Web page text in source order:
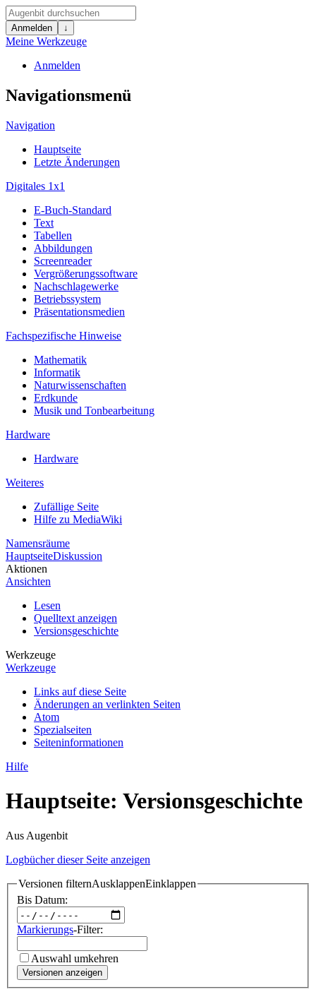
Anmelden ↓
Meine Werkzeuge
Anmelden
Navigationsmenü
Navigation
Hauptseite
Letzte Änderungen
Digitales 1x1
E-Buch-Standard
Text
Tabellen
Abbildungen
Screenreader
Vergrößerungssoftware
Nachschlagewerke
Betriebssystem
Präsentationsmedien
Fachspezifische Hinweise
Mathematik
Informatik
Naturwissenschaften
Erdkunde
Musik und Tonbearbeitung
Hardware
Hardware
Weiteres
Zufällige Seite
Hilfe zu MediaWiki
Namensräume
HauptseiteDiskussion
Aktionen
Ansichten
Lesen
Quelltext anzeigen
Versionsgeschichte
Werkzeuge
Werkzeuge
Links auf diese Seite
Änderungen an verlinkten Seiten
Atom
Spezialseiten
Seiten­­informationen
Hilfe
Hauptseite: Versionsgeschichte
Aus Augenbit
Logbücher dieser Seite anzeigen
Versionen filternAusklappenEinklappen
Bis Datum:
Markierungs-Filter:
Auswahl umkehren
Versionen anzeigen